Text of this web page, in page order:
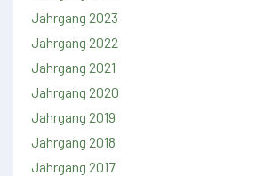
Jahrgang 2023
Jahrgang 2022
Jahrgang 2021
Jahrgang 2020
Jahrgang 2019
Jahrgang 2018
Jahrgang 2017